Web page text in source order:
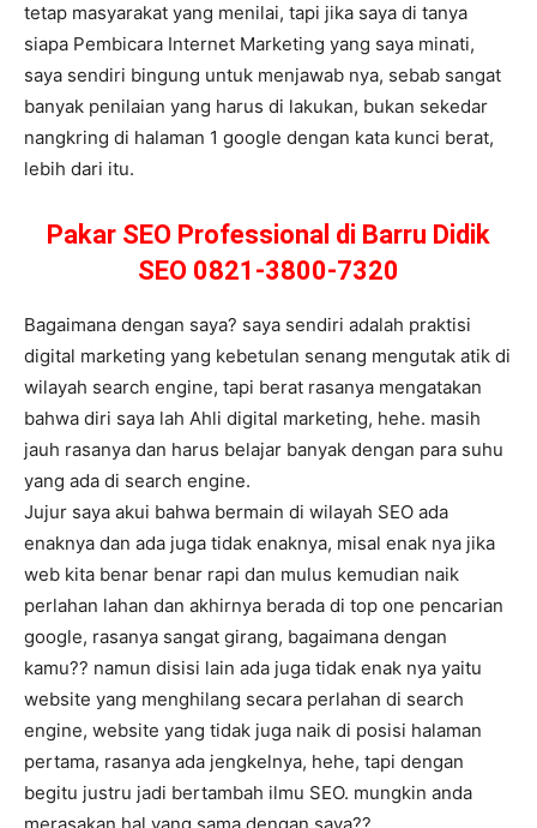
tetap masyarakat yang menilai, tapi jika saya di tanya
siapa Pembicara Internet Marketing yang saya minati,
saya sendiri bingung untuk menjawab nya, sebab sangat
banyak penilaian yang harus di lakukan, bukan sekedar
nangkring di halaman 1 google dengan kata kunci berat,
lebih dari itu.
Pakar SEO Professional di Barru Didik
SEO 0821-3800-7320
Bagaimana dengan saya? saya sendiri adalah praktisi
digital marketing yang kebetulan senang mengutak atik di
wilayah search engine, tapi berat rasanya mengatakan
bahwa diri saya lah Ahli digital marketing, hehe. masih
jauh rasanya dan harus belajar banyak dengan para suhu
yang ada di search engine.
Jujur saya akui bahwa bermain di wilayah SEO ada
enaknya dan ada juga tidak enaknya, misal enak nya jika
web kita benar benar rapi dan mulus kemudian naik
perlahan lahan dan akhirnya berada di top one pencarian
google, rasanya sangat girang, bagaimana dengan
kamu?? namun disisi lain ada juga tidak enak nya yaitu
website yang menghilang secara perlahan di search
engine, website yang tidak juga naik di posisi halaman
pertama, rasanya ada jengkelnya, hehe, tapi dengan
begitu justru jadi bertambah ilmu SEO. mungkin anda